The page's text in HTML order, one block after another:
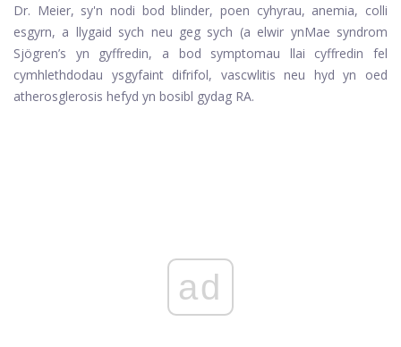
Dr. Meier, sy'n nodi bod blinder, poen cyhyrau, anemia, colli
esgyrn, a llygaid sych neu geg sych (a elwir ynMae syndrom
Sjögren’s yn gyffredin, a bod symptomau llai cyffredin fel
cymhlethdodau ysgyfaint difrifol, vascwlitis neu hyd yn oed
atherosglerosis hefyd yn bosibl gydag RA.
ad